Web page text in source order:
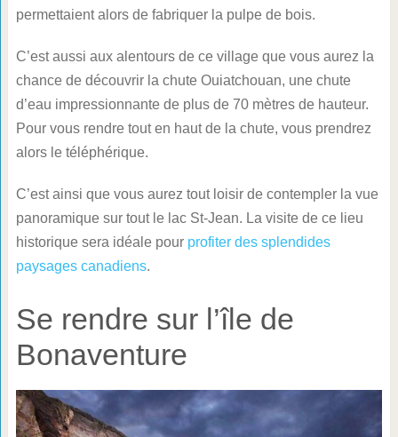
permettaient alors de fabriquer la pulpe de bois.
C’est aussi aux alentours de ce village que vous aurez la
chance de découvrir la chute Ouiatchouan, une chute
d’eau impressionnante de plus de 70 mètres de hauteur.
Pour vous rendre tout en haut de la chute, vous prendrez
alors le téléphérique.
C’est ainsi que vous aurez tout loisir de contempler la vue
panoramique sur tout le lac St-Jean. La visite de ce lieu
historique sera idéale pour profiter des splendides
paysages canadiens.
Se rendre sur l’île de
Bonaventure